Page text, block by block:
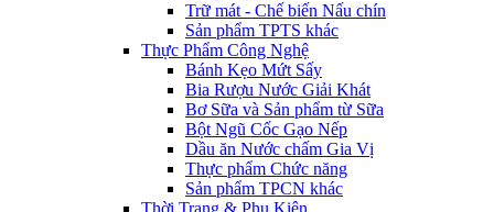
Trữ mát - Chế biến Nấu chín
Sản phẩm TPTS khác
Thực Phẩm Công Nghệ
Bánh Kẹo Mứt Sấy
Bia Rượu Nước Giải Khát
Bơ Sữa và Sản phẩm từ Sữa
Bột Ngũ Cốc Gạo Nếp
Dầu ăn Nước chấm Gia Vị
Thực phẩm Chức năng
Sản phẩm TPCN khác
Thời Trang & Phụ Kiện